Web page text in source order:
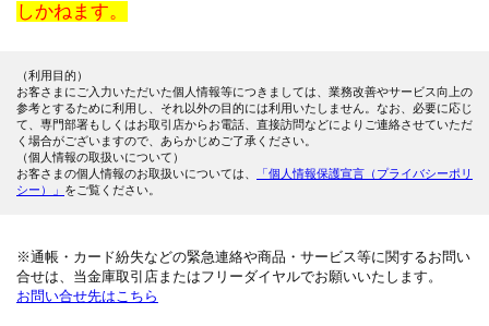
しかねます。
（利用目的）
お客さまにご入力いただいた個人情報等につきましては、業務改善やサービス向上の
参考とするために利用し、それ以外の目的には利用いたしません。なお、必要に応じ
て、専門部署もしくはお取引店からお電話、直接訪問などによりご連絡させていただ
く場合がございますので、あらかじめご了承ください。
（個人情報の取扱いについて）
お客さまの個人情報のお取扱いについては、
「個人情報保護宣言（プライバシーポリ
シー）」 をご覧ください。
※通帳・カード紛失などの緊急連絡や商品・サービス等に関するお問い
合せは、当金庫取引店またはフリーダイヤルでお願いいたします。
お問い合せ先はこちら